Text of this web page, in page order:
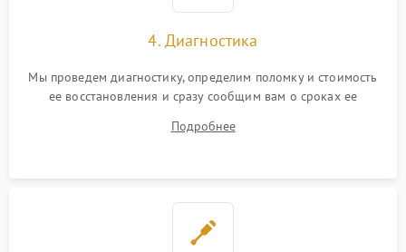
4. Диагностика
Мы проведем диагностику, определим поломку и стоимость
ее восстановления и сразу сообщим вам о сроках ее
Подробнее